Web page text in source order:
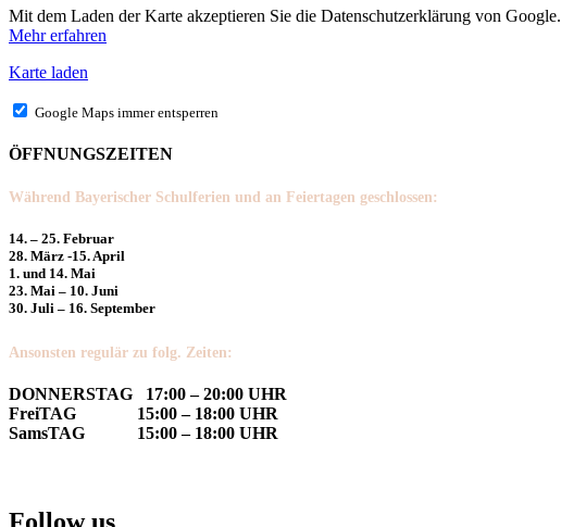
Mit dem Laden der Karte akzeptieren Sie die Datenschutzerklärung von Google.
Mehr erfahren
Karte laden
Google Maps immer entsperren
ÖFFNUNGSZEITEN
Während Bayerischer Schulferien und an Feiertagen geschlossen:
14. – 25. Februar
28. März -15. April
1. und 14. Mai
23. Mai – 10. Juni
30. Juli – 16. September
Ansonsten regulär zu folg. Zeiten:
DONNERSTAG 17:00 – 20:00 UHR
FreiTAG 15:00 – 18:00 UHR
SamsTAG 15:00 – 18:00 UHR